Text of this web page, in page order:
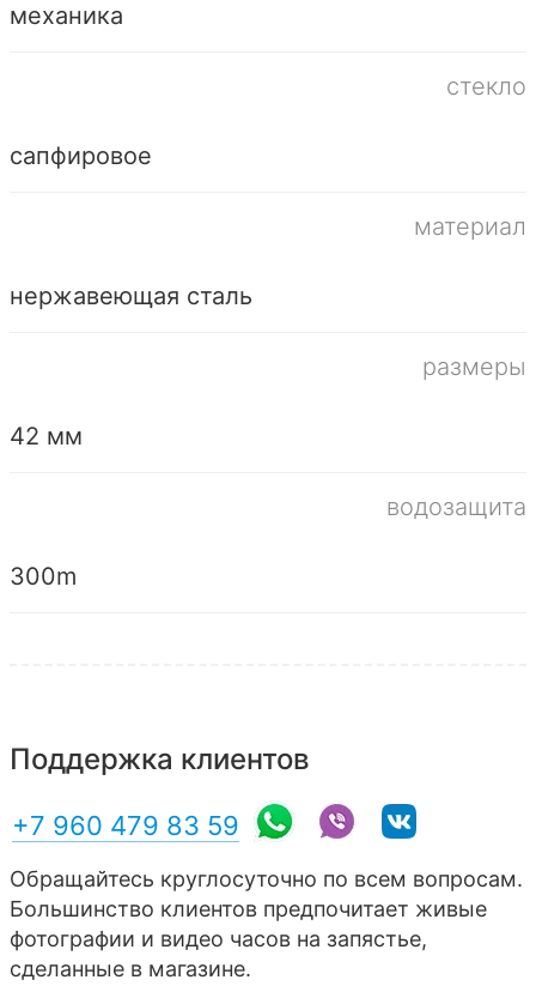
механика
стекло
сапфировое
материал
нержавеющая сталь
размеры
42 мм
водозащита
300m
Поддержка клиентов
+7 960 479 83 59
Обращайтесь круглосуточно по всем вопросам.
Большинство клиентов предпочитает живые
фотографии и видео часов на запястье,
сделанные в магазине.